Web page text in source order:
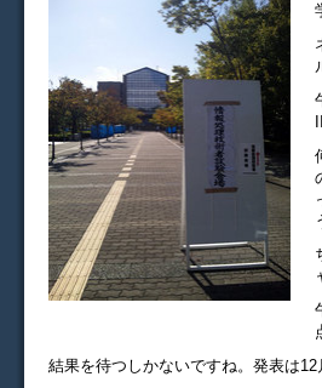
結果を待つしかないですね。発表は12